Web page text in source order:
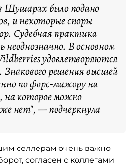
Шушарах было подано
и некоторые споры
Судебная практика
неоднозначно. В основном
удовлетворяются
решения высшей
по форс-мажору на
на которое можно
нет", — подчеркнула
селлерам очень важно
согласен с коллегами